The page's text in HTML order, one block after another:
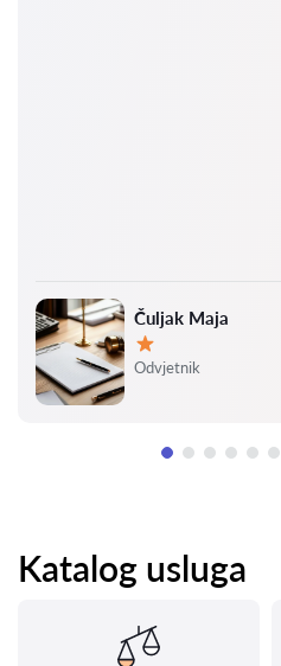
Čuljak Maja
Ocjena:
Odvjetnik
Katalog usluga